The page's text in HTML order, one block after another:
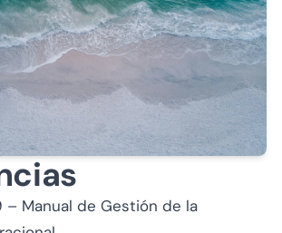
– Manual de Gestión de la